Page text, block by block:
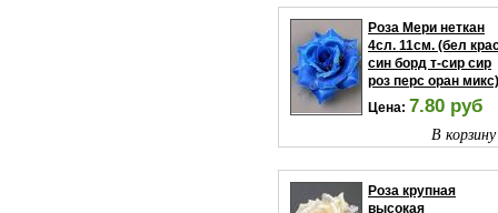
Роза Мери неткан
4сл. 11см. (бел
син борд т-сир сир
роз перс оран
Цена: 7.80 руб
В
Роза крупная
высокая